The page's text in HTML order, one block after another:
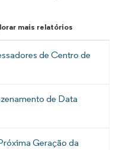
mais relatórios
de Centro de
de Data
Geração da